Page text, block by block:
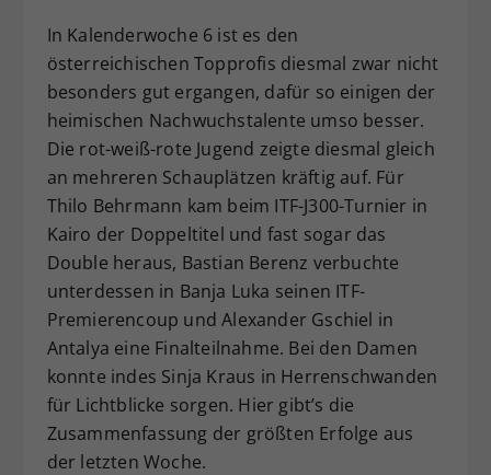
In Kalenderwoche 6 ist es den
österreichischen Topprofis diesmal zwar nicht
besonders gut ergangen, dafür so einigen der
heimischen Nachwuchstalente umso besser.
Die rot-weiß-rote Jugend zeigte diesmal gleich
an mehreren Schauplätzen kräftig auf. Für
Thilo Behrmann kam beim ITF-J300-Turnier in
Kairo der Doppeltitel und fast sogar das
Double heraus, Bastian Berenz verbuchte
unterdessen in Banja Luka seinen ITF-
Premierencoup und Alexander Gschiel in
Antalya eine Finalteilnahme. Bei den Damen
konnte indes Sinja Kraus in Herrenschwanden
für Lichtblicke sorgen. Hier gibt’s die
Zusammenfassung der größten Erfolge aus
der letzten Woche.
Zweck
Dieser Wert speichert Ihre Consent-
zufällig generierte ID, für die
historische Speicherung Ihrer
vorgenommen Einstellungen, falls der
Webseiten-Betreiber dies eingestellt
hat.